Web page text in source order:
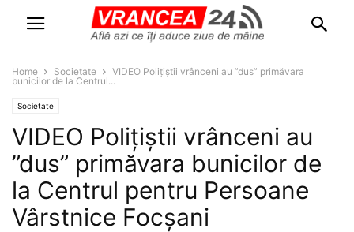
Home Societate
VIDEO Polițiștii vrânceni au ”dus” primăvara
bunicilor de la Centrul...
Societate
VIDEO Polițiștii vrânceni au
”dus” primăvara bunicilor de
la Centrul pentru Persoane
Vârstnice Focșani